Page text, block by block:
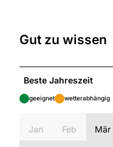
Gut zu wissen
Beste Jahreszeit
geeignet wetterabhängig
Jan Feb Mär